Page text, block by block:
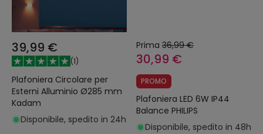
39,99 €
(1)
Plafoniera Circolare per
Esterni Alluminio Ø285 mm
Kadam
Disponibile, spedito in 24h
Prima 36,99 €
30,99 €
PROMO
Plafoniera LED 6W IP44
Balance PHILIPS
Disponibile, spedito in 48h